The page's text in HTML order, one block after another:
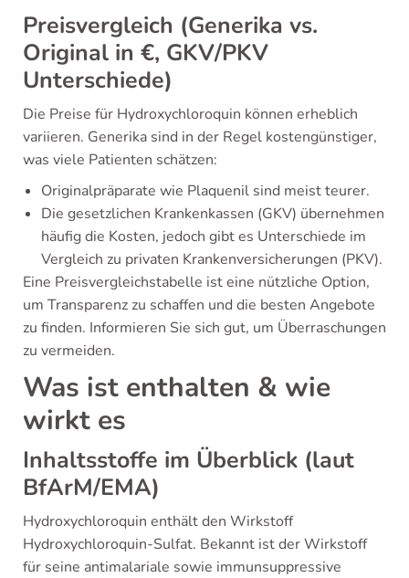
Preisvergleich (Generika vs.
Original in €, GKV/PKV
Unterschiede)
Die Preise für Hydroxychloroquin können erheblich
variieren. Generika sind in der Regel kostengünstiger,
was viele Patienten schätzen:
Originalpräparate wie Plaquenil sind meist teurer.
Die gesetzlichen Krankenkassen (GKV) übernehmen
häufig die Kosten, jedoch gibt es Unterschiede im
Vergleich zu privaten Krankenversicherungen (PKV).
Eine Preisvergleichstabelle ist eine nützliche Option,
um Transparenz zu schaffen und die besten Angebote
zu finden. Informieren Sie sich gut, um Überraschungen
zu vermeiden.
Was ist enthalten & wie
wirkt es
Inhaltsstoffe im Überblick (laut
BfArM/EMA)
Hydroxychloroquin enthält den Wirkstoff
Hydroxychloroquin-Sulfat. Bekannt ist der Wirkstoff
für seine antimalariale sowie immunsuppressive